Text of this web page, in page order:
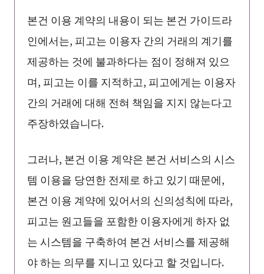
본건 이용 계약의 내용이 되는 본건 가이드라
인에서는, 피고는 이용자 간의 거래의 계기를
제공하는 것에 불과하다는 점이 정해져 있으
며, 피고는 이를 지적하고, 피고에게는 이용자
간의 거래에 대해 전혀 책임을 지지 않는다고
주장하였습니다.
그러나, 본건 이용 계약은 본건 서비스의 시스
템 이용을 당연한 전제로 하고 있기 때문에,
본건 이용 계약에 있어서의 신의성칙에 따라,
피고는 원고들을 포함한 이용자에게 하자 없
는 시스템을 구축하여 본건 서비스를 제공해
야 하는 의무를 지니고 있다고 할 것입니다.